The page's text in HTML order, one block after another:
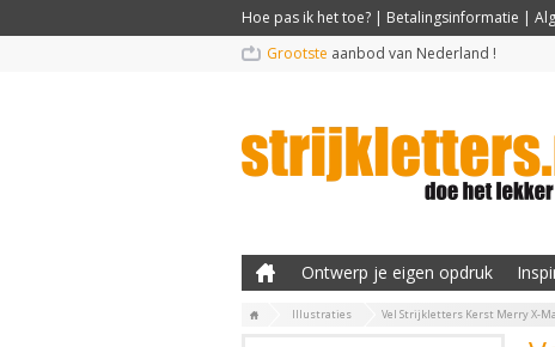
Hoe pas ik het toe? | Betalingsinformatie |
Grootste aanbod van Nederland !
Ontwerp je eigen opdruk
Illustraties Vel Strijkletters Kerst Merry X-